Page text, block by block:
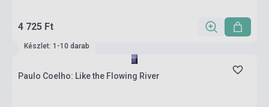
4 725 Ft
Készlet: 1-10 darab
Paulo Coelho: Like the Flowing River